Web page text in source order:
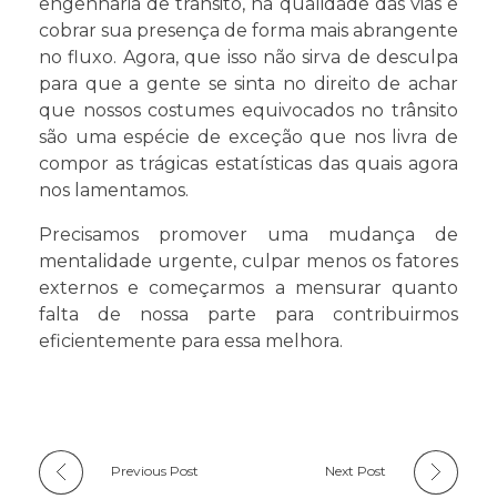
engenharia de trânsito, na qualidade das vias e
cobrar sua presença de forma mais abrangente
no fluxo. Agora, que isso não sirva de desculpa
para que a gente se sinta no direito de achar
que nossos costumes equivocados no trânsito
são uma espécie de exceção que nos livra de
compor as trágicas estatísticas das quais agora
nos lamentamos.
Precisamos promover uma mudança de
mentalidade urgente, culpar menos os fatores
externos e começarmos a mensurar quanto
falta de nossa parte para contribuirmos
eficientemente para essa melhora.
Previous Post Next Post